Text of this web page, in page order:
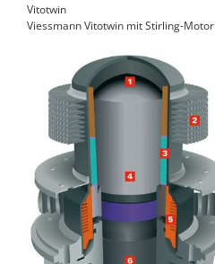
Vitotwin
Viessmann Vitotwin mit Stirling-Motor